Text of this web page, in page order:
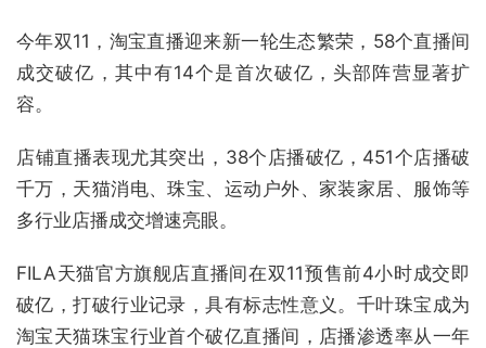
今年双11，淘宝直播迎来新一轮生态繁荣，58个直播间
成交破亿，其中有14个是首次破亿，头部阵营显著扩
容。
店铺直播表现尤其突出，38个店播破亿，451个店播破
千万，天猫消电、珠宝、运动户外、家装家居、服饰等
多行业店播成交增速亮眼。
FILA天猫官方旗舰店直播间在双11预售前4小时成交即
破亿，打破行业记录，具有标志性意义。千叶珠宝成为
淘宝天猫珠宝行业首个破亿直播间，店播渗透率从一年